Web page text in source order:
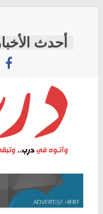
content
درب
وأتوه
درب..